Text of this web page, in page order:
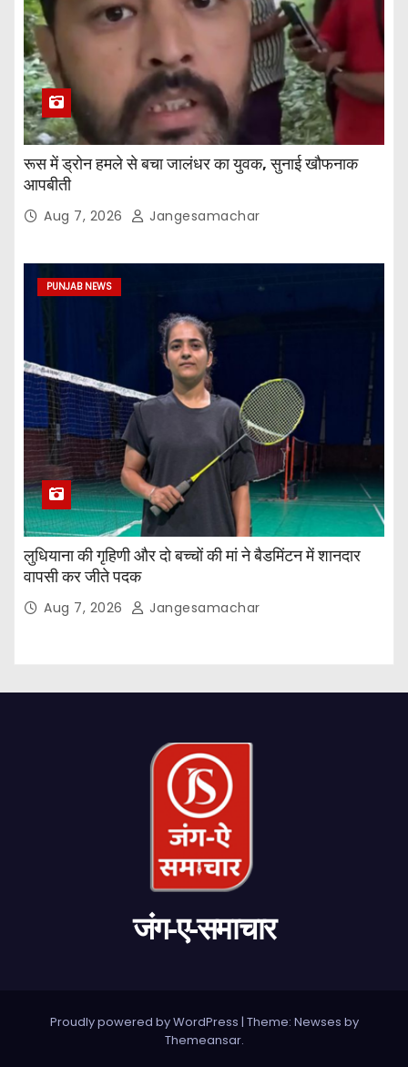
रूस में ड्रोन हमले से बचा जालंधर का युवक, सुनाई खौफनाक
आपबीती
Aug 7, 2026 Jangesamachar
PUNJAB NEWS
लुधियाना की गृहिणी और दो बच्चों की मां ने बैडमिंटन में शानदार
वापसी कर जीते पदक
Aug 7, 2026 Jangesamachar
जंग-ए-समाचार
Proudly powered by WordPress | Theme: Newses by
Themeansar.